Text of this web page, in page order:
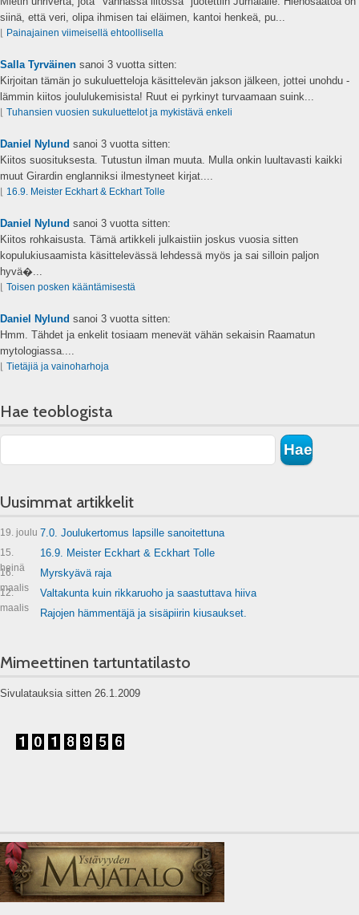
siinä, että veri, olipa ihmisen tai eläimen, kantoi henkeä, pu...
⌊ Painajainen viimeisellä ehtoollisella
Salla Tyrväinen sanoi 3 vuotta sitten:
Kirjoitan tämän jo sukuluetteloja käsittelevän jakson jälkeen, jottei unohdu -
lämmin kiitos joululukemisista! Ruut ei pyrkinyt turvaamaan suink...
⌊ Tuhansien vuosien sukuluettelot ja mykistävä enkeli
Daniel Nylund sanoi 3 vuotta sitten:
Kiitos suosituksesta. Tutustun ilman muuta. Mulla onkin luultavasti kaikki
muut Girardin englanniksi ilmestyneet kirjat....
⌊ 16.9. Meister Eckhart & Eckhart Tolle
Daniel Nylund sanoi 3 vuotta sitten:
Kiitos rohkaisusta. Tämä artikkeli julkaistiin joskus vuosia sitten
kopulukiusaamista käsittelevässä lehdessä myös ja sai silloin paljon
hyvä�...
⌊ Toisen posken kääntämisestä
Daniel Nylund sanoi 3 vuotta sitten:
Hmm. Tähdet ja enkelit tosiaam menevät vähän sekaisin Raamatun
mytologiassa....
⌊ Tietäjiä ja vainoharhoja
Hae teoblogista
Uusimmat artikkelit
19. joulu 7.0. Joulukertomus lapsille sanoitettuna
15.
heinä
16.9. Meister Eckhart & Eckhart Tolle
16.
maalis
Myrskyävä raja
12.
maalis
Valtakunta kuin rikkaruoho ja saastuttava hiiva
Rajojen hämmentäjä ja sisäpiirin kiusaukset.
Mimeettinen tartuntatilasto
Sivulatauksia sitten 26.1.2009